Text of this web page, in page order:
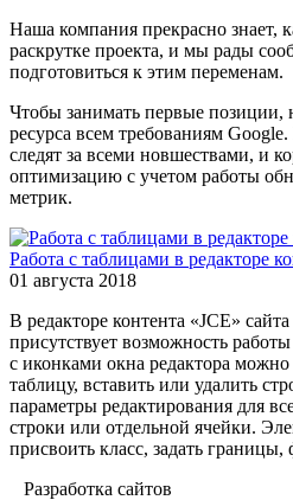
Наша компания прекрасно знает,
раскрутке проекта, и мы рады
подготовиться к этим переменам.
Чтобы занимать первые позиции,
ресурса всем требованиям
следят за всеми новшествами, и
оптимизацию с учетом работы
метрик.
Работа с таблицами в редакторе
01 августа 2018
В редакторе контента «JCE»
присутствует возможность
с иконками окна редактора можно
таблицу, вставить или удалить
параметры редактирования для
строки или отдельной ячейки.
присвоить класс, задать
Разработка сайтов